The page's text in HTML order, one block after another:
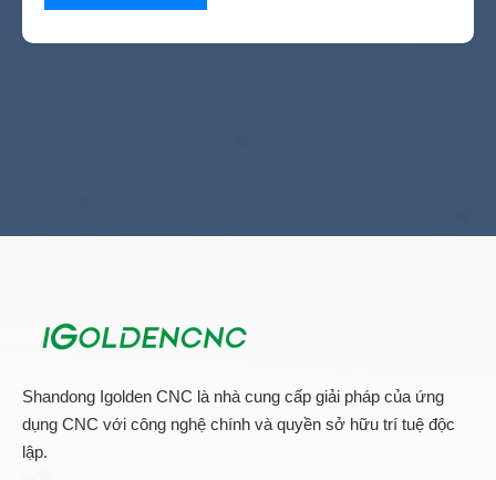
Shandong Igolden CNC là nhà cung cấp giải pháp của ứng
dụng CNC với công nghệ chính và quyền sở hữu trí tuệ độc
lập.